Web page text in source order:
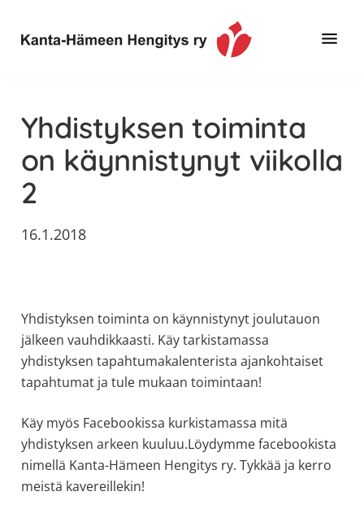
pääsisältöön
ensisijaiseen
alatunnisteeseen
Hämeen
Hengitys
ry
tietoa,
erityisesti
jos
sinua
astma,
huono
sisäilma
tai
allergiat.
H
Hengitys
ry
Yhdistyksen toiminta
on käynnistynyt viikolla
2
16.1.2018
Yhdistyksen toiminta on käynnistynyt joulutauon
jälkeen vauhdikkaasti. Käy tarkistamassa
yhdistyksen tapahtumakalenterista ajankohtaiset
tapahtumat ja tule mukaan toimintaan!
Käy myös Facebookissa kurkistamassa mitä
yhdistyksen arkeen kuuluu.Löydymme facebookista
nimellä Kanta-Hämeen Hengitys ry. Tykkää ja kerro
meistä kavereillekin!